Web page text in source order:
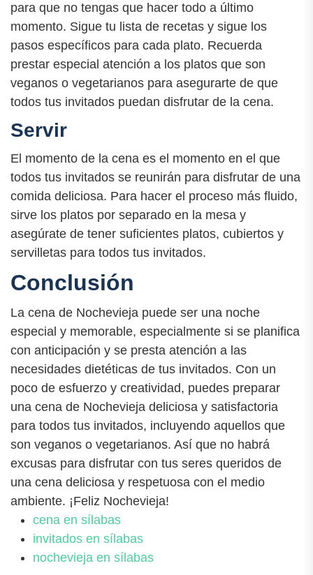
para que no tengas que hacer todo a último
momento. Sigue tu lista de recetas y sigue los
pasos específicos para cada plato. Recuerda
prestar especial atención a los platos que son
veganos o vegetarianos para asegurarte de que
todos tus invitados puedan disfrutar de la cena.
Servir
El momento de la cena es el momento en el que
todos tus invitados se reunirán para disfrutar de una
comida deliciosa. Para hacer el proceso más fluido,
sirve los platos por separado en la mesa y
asegúrate de tener suficientes platos, cubiertos y
servilletas para todos tus invitados.
Conclusión
La cena de Nochevieja puede ser una noche
especial y memorable, especialmente si se planifica
con anticipación y se presta atención a las
necesidades dietéticas de tus invitados. Con un
poco de esfuerzo y creatividad, puedes preparar
una cena de Nochevieja deliciosa y satisfactoria
para todos tus invitados, incluyendo aquellos que
son veganos o vegetarianos. Así que no habrá
excusas para disfrutar con tus seres queridos de
una cena deliciosa y respetuosa con el medio
ambiente. ¡Feliz Nochevieja!
cena en sílabas
invitados en sílabas
nochevieja en sílabas